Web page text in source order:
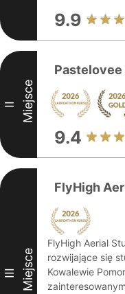
9.9
II Miejsce
Pastelovee
9.4
III Miejsce
FlyHigh
FlyHigh Aerial
rozwijające się
Kowalewie